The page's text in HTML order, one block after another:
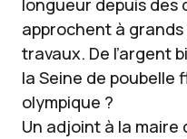
longueur depuis des
approchent à
travaux. De l’argent
la Seine de poubelle
olympique ?
Un adjoint à la maire